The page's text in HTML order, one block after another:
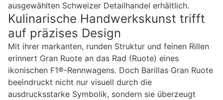
ausgewählten Schweizer Detailhandel erhältlich.
Kulinarische Handwerkskunst trifft
auf präzises Design
Mit ihrer markanten, runden Struktur und feinen Rillen
erinnert Gran Ruote an das Rad (Ruote) eines
ikonischen F1®-Rennwagens. Doch Barillas Gran Ruote
beeindruckt nicht nur visuell durch die
ausdrucksstarke Symbolik, sondern sie überzeugt